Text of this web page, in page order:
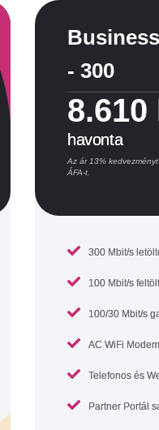
- 300
8.610
havonta
Az ár 13%
ÁFA-t.
300 Mbit/s
100 Mbit/s
100/30 Mbit/s
AC WiFi Modem
Telefonos és
Partner Portál